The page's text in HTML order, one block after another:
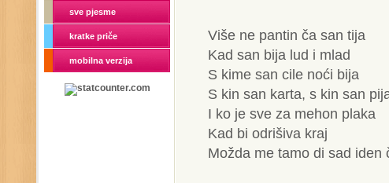
sve pjesme
kratke priče
mobilna verzija
Više ne pantin ča san tija
Kad san bija lud i mlad
S kime san cile noći bija
S kin san karta, s kin san
I ko je sve za mehon plaka
Kad bi odrišiva kraj
Možda me tamo di sad iden